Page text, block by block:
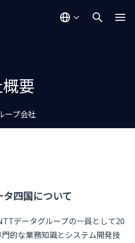
要
ープ会社
四国について
データグループの一員として20
的な業務知識とシステム開発技